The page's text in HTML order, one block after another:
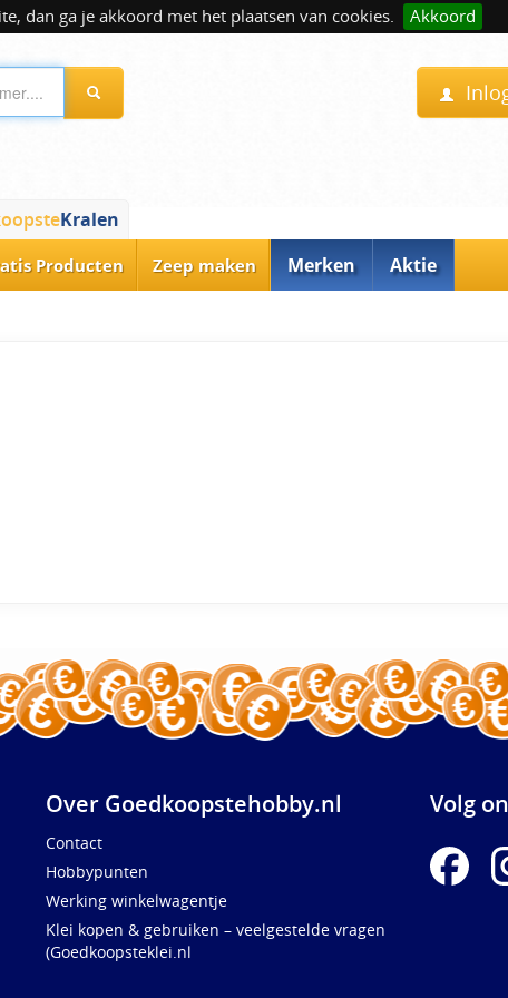
dan ga je akkoord met het plaatsen van cookies. Akkoord
Kralen
Producten Zeep maken Merken Aktie
Over Goedkoopstehobby.nl
Contact
Hobbypunten
Werking winkelwagentje
Klei kopen & gebruiken – veelgestelde vragen
(Goedkoopsteklei.nl
Volg